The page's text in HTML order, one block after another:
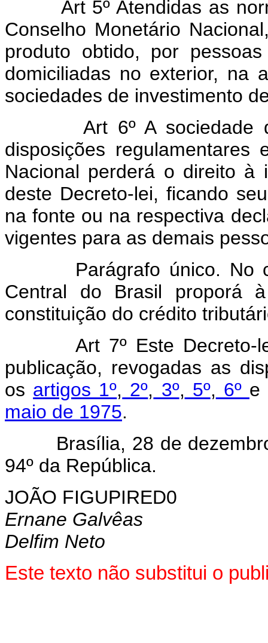
Art 5º Atendidas as
Conselho Monetário
produto obtido, por
domiciliadas no exterior, na
sociedades de investimento
Art 6º A sociedade
disposições regulamentares
Nacional perderá o direito
deste Decreto-lei, ficando
na fonte ou na respectiva
vigentes para as demais
Parágrafo único. No
Central do Brasil proporá
constituição do crédito
Art 7º Este
publicação, revogadas as
os artigos 1º, 2º, 3º, 5º, 6º e
maio de 1975.
Brasília, 28 de dezembro
94º da República.
JOÃO FIGUPIRED0
Ernane Galvêas
Delfim Neto
Este texto não substitui o